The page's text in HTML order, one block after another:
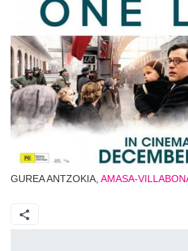
GUREA ANTZOKIA, AMASA-